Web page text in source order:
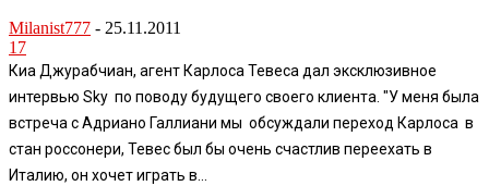
Milanist777 - 25.11.2011
17
Киа Джурабчиан, агент Карлоса Тевеса дал эксклюзивное
интервью Sky по поводу будущего своего клиента. "У меня была
встреча с Адриано Галлиани мы обсуждали переход Карлоса в
стан россонери, Тевес был бы очень счастлив переехать в
Италию, он хочет играть в...